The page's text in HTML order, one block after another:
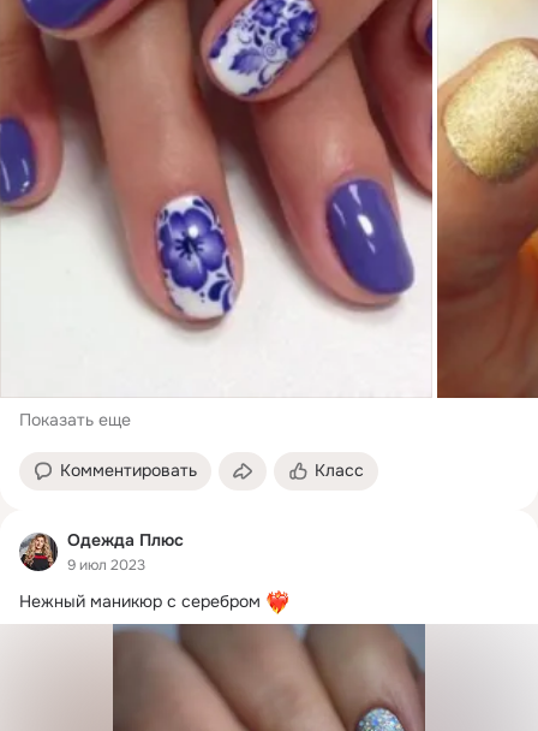
Показать еще
Комментировать Класс
Одежда Плюс
9 июл 2023
Нежный маникюр с серебром